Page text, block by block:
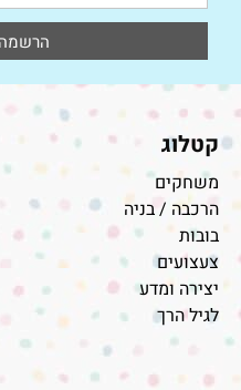
קטלוג
משחקים
הרכבה / בניה
בובות
צעצועים
יצירה ומדע
לגיל הרך